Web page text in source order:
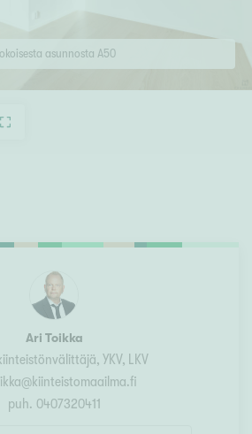
asunnosta A50
Ari Toikka
YKV, LKV
puh. 0407320411